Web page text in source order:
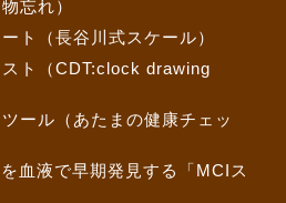
忘れ）
ト（長谷川式スケール）
ト（CDT:clock drawing
ール（あたまの健康チェッ
血液で早期発見する「MCIス